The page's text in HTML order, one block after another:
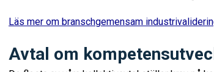
Läs mer om branschgemensam
Avtal om